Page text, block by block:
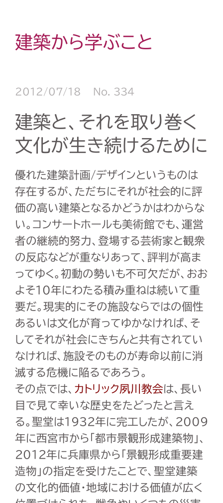
建築から学ぶこと
2012/07/18 No. 334
建築と、それを取り巻く
文化が生き続けるために
優れた建築計画/デザインというものは
存在するが、ただちにそれが社会的に評
価の高い建築となるかどうかはわからな
い。コンサートホールも美術館でも、運営
者の継続的努力、登場する芸術家と観衆
の反応などが重なりあって、評判が高ま
ってゆく。初動の勢いも不可欠だが、おお
よそ10年にわたる積み重ねは続いて重
要だ。現実的にその施設ならではの個性
あるいは文化が育ってゆかなければ、そ
してそれが社会にきちんと共有されてい
なければ、施設そのものが寿命以前に消
滅する危機に陥るであろう。
その点では、 カトリック夙川教会は、長い
目で見て幸いな歴史をたどったと言え
る。聖堂は1932年に完工したが、2009
年に西宮市から「都市景観形成建築物」、
2012年に兵庫県から「景観形成重要建
造物」の指定を受けたことで、聖堂建築
の文化的価値・地域における価値が広く